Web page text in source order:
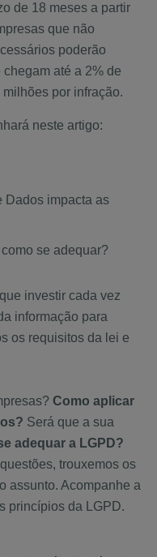
de 18 meses a partir
que não
poderão
até a 2% de
por infração.
neste artigo:
Dados impacta as
se adequar?
investir cada vez
informação para
os requisitos da lei e
Como aplicar
Será que a sua
adequar a LGPD?
trouxemos os
assunto. Acompanhe a
princípios da LGPD.